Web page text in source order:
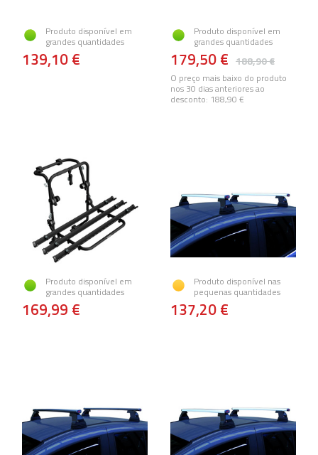
Produto disponível em
grandes quantidades
139,10 €
Produto disponível em
grandes quantidades
188,90 €
179,50 €
O preço mais baixo do produto
nos 30 dias anteriores ao
desconto: 188,90 €
Produto disponível em
grandes quantidades
169,99 €
Produto disponível nas
pequenas quantidades
137,20 €